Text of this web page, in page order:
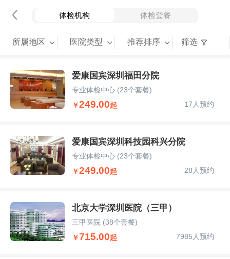
体检机构 体检套餐
所属地区 医院类型 推荐排序 筛选
爱康国宾深圳福田分院
专业体检中心 (23个套餐)
￥249.00起 17人预约
爱康国宾深圳科技园科兴分院
专业体检中心 (23个套餐)
￥249.00起 28人预约
北京大学深圳医院（三甲）
三甲医院 (38个套餐)
￥715.00起 7985人预约